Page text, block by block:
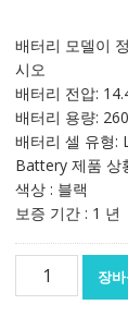
격:
배터리 모델이
시오
배터리 전압:
배터리 용량:
배터리 셀 유형:
Battery 제품 상
색상 : 블랙
보증 기간 : 1 년
장